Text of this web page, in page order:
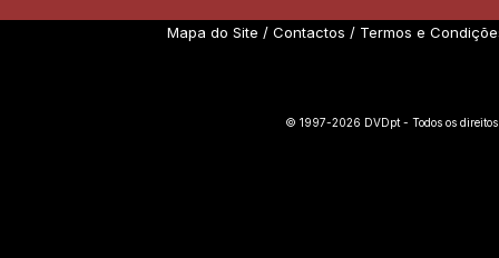
Mapa do Site / Contactos / Termos e
© 1997-2026 DVDpt - Todos os direitos